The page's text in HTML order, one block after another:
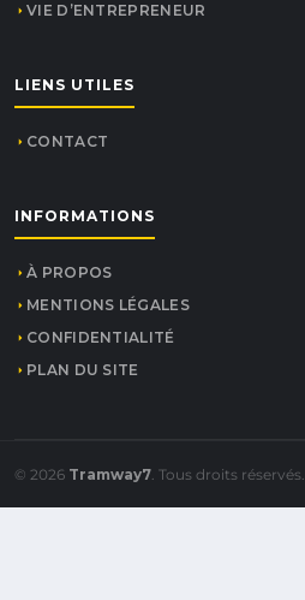
VIE D’ENTREPRENEUR
LIENS UTILES
CONTACT
INFORMATIONS
À PROPOS
MENTIONS LÉGALES
CONFIDENTIALITÉ
PLAN DU SITE
© 2026 Tramway7. Tous droits réservés.